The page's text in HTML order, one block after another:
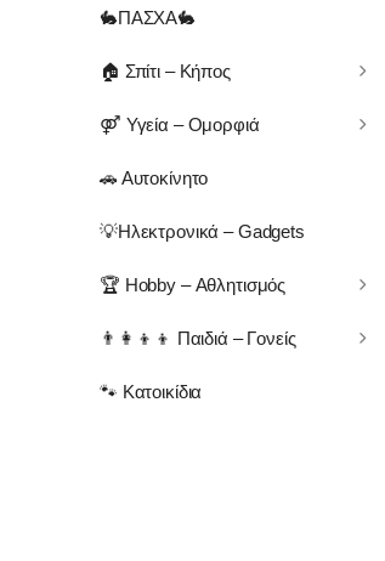
🐇ΠΑΣΧΑ🐇
🏠 Σπίτι – Κήπος
⚤ Υγεία – Ομορφιά
🚗 Αυτοκίνητο
💡Ηλεκτρονικά – Gadgets
🏆 Hobby – Αθλητισμός
👨‍👩‍👦‍👦 Παιδιά – Γονείς
🐾 Κατοικίδια